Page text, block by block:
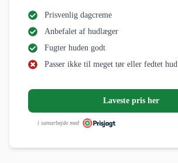
Prisvenlig dagcreme
Anbefalet af hudlæger
Fugter huden godt
Passer ikke til meget tør eller fedtet hud
Laveste pris her
i samarbejde med